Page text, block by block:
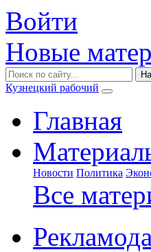
Войти
Новые
Кузнецкий рабочий
Главная
Новости Политика
Все